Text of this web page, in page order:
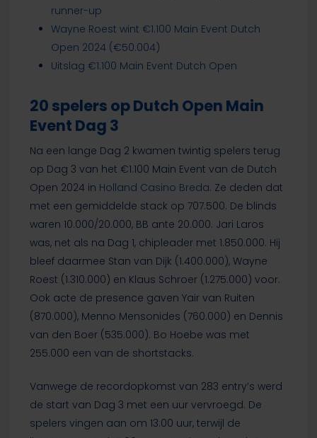
runner-up
Wayne Roest wint €1.100 Main Event Dutch
Open 2024 (€50.004)
Uitslag €1.100 Main Event Dutch Open
20 spelers op Dutch Open Main
Event Dag 3
Na een lange Dag 2 kwamen twintig spelers terug
op Dag 3 van het €1.100 Main Event van de Dutch
Open 2024 in Holland Casino Breda. Ze deden dat
met een gemiddelde stack op 707.500. De blinds
waren 10.000/20.000, BB ante 20.000. Jari Laros
was, net als na Dag 1, chipleader met 1.850.000. Hij
bleef daarmee Stan van Dijk (1.400.000), Wayne
Roest (1.310.000) en Klaus Schroer (1.275.000) voor.
Ook acte de presence gaven Yair van Ruiten
(870.000), Menno Mensonides (760.000) en Dennis
van den Boer (535.000). Bo Hoebe was met
255.000 een van de shortstacks.
Vanwege de recordopkomst van 283 entry’s werd
de start van Dag 3 met een uur vervroegd. De
spelers vingen aan om 13:00 uur, terwijl de